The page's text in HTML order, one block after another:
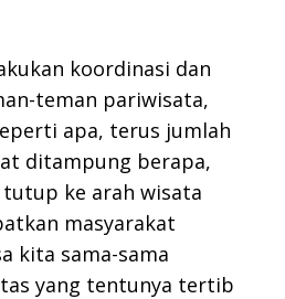
koordinasi dan
teman pariwisata,
apa, terus jumlah
ditampung berapa,
ke arah wisata
masyarakat
kita sama-sama
yang tentunya tertib